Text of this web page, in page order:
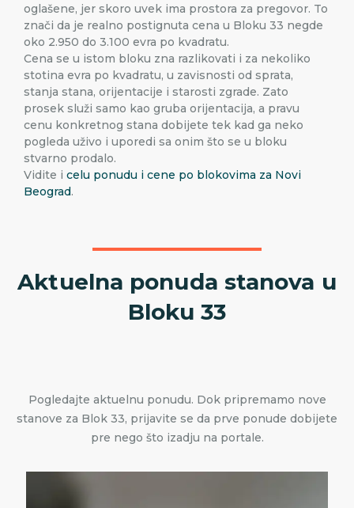
oglašene, jer skoro uvek ima prostora za pregovor. To
znači da je realno postignuta cena u Bloku 33 negde
oko 2.950 do 3.100 evra po kvadratu.
Cena se u istom bloku zna razlikovati i za nekoliko
stotina evra po kvadratu, u zavisnosti od sprata,
stanja stana, orijentacije i starosti zgrade. Zato
prosek služi samo kao gruba orijentacija, a pravu
cenu konkretnog stana dobijete tek kad ga neko
pogleda uživo i uporedi sa onim što se u bloku
stvarno prodalo.
Vidite i celu ponudu i cene po blokovima za Novi
Beograd.
Aktuelna ponuda stanova u
Bloku 33
Pogledajte aktuelnu ponudu. Dok pripremamo nove
stanove za Blok 33, prijavite se da prve ponude dobijete
pre nego što izadju na portale.